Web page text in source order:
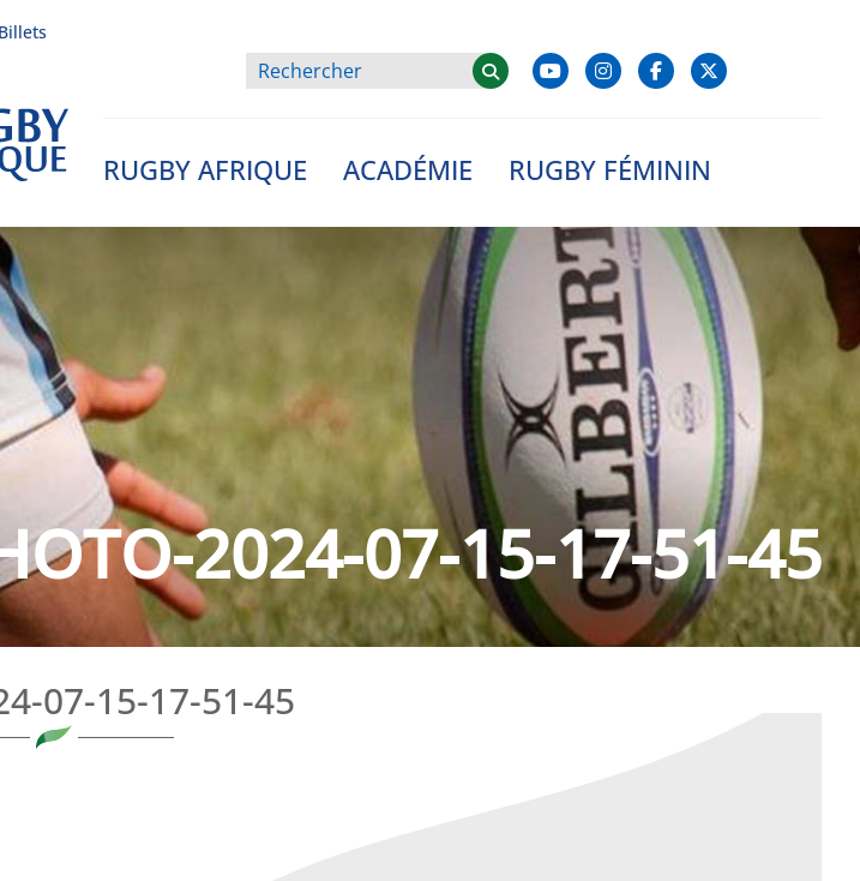
RUGBY AFRIQUE ACADÉMIE RUGBY FÉMININ
2024-07-15-17-51-45
07-15-17-51-45